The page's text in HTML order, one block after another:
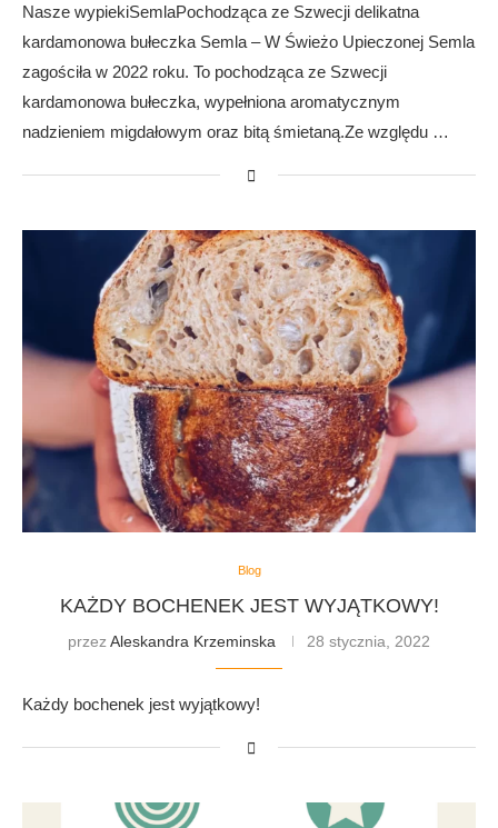
Nasze wypiekiSemlaPochodząca ze Szwecji delikatna
kardamonowa bułeczka Semla – W Świeżo Upieczonej Semla
zagościła w 2022 roku. To pochodząca ze Szwecji
kardamonowa bułeczka, wypełniona aromatycznym
nadzieniem migdałowym oraz bitą śmietaną.Ze względu …
Blog
KAŻDY BOCHENEK JEST WYJĄTKOWY!
przez Aleskandra Krzeminska 28 stycznia, 2022
Każdy bochenek jest wyjątkowy!